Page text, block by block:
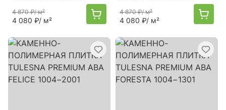
4 870 ₽/ м²
4 080 ₽/ м²
4 870 ₽/ м²
4 080 ₽/ м²